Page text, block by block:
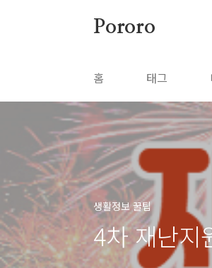
Pororo
홈 태그
생활정보 꿀팁
4차 재난지